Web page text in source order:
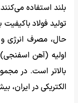
بلند استفاده
تولید فولاد باکیفیت
حال، مصرف انرژی و
اولیه (آهن
بالاتر است. در
الکتریکی در ایران،